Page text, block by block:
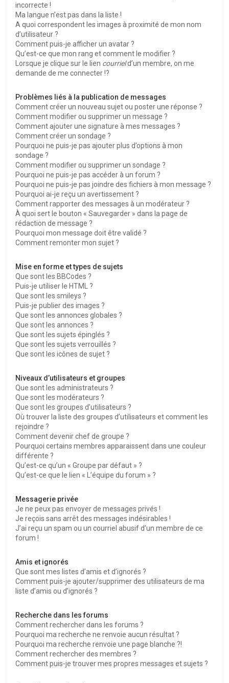
incorrecte !
Ma langue n’est pas dans la liste !
A quoi correspondent les images à proximité de mon nom
d’utilisateur ?
Comment puis-je afficher un avatar ?
Qu’est-ce que mon rang et comment le modifier ?
Lorsque je clique sur le lien courrield’un membre, on me
demande de me connecter !?
Problèmes liés à la publication de messages
Comment créer un nouveau sujet ou poster une réponse ?
Comment modifier ou supprimer un message ?
Comment ajouter une signature à mes messages ?
Comment créer un sondage ?
Pourquoi ne puis-je pas ajouter plus d’options à mon
sondage ?
Comment modifier ou supprimer un sondage ?
Pourquoi ne puis-je pas accéder à un forum ?
Pourquoi ne puis-je pas joindre des fichiers à mon message ?
Pourquoi ai-je reçu un avertissement ?
Comment rapporter des messages à un modérateur ?
À quoi sert le bouton « Sauvegarder » dans la page de
rédaction de message ?
Pourquoi mon message doit être validé ?
Comment remonter mon sujet ?
Mise en forme et types de sujets
Que sont les BBCodes ?
Puis-je utiliser le HTML ?
Que sont les smileys ?
Puis-je publier des images ?
Que sont les annonces globales ?
Que sont les annonces ?
Que sont les sujets épinglés ?
Que sont les sujets verrouillés ?
Que sont les icônes de sujet ?
Niveaux d’utilisateurs et groupes
Que sont les administrateurs ?
Que sont les modérateurs ?
Que sont les groupes d’utilisateurs ?
Où trouver la liste des groupes d’utilisateurs et comment les
rejoindre ?
Comment devenir chef de groupe ?
Pourquoi certains membres apparaissent dans une couleur
différente ?
Qu’est-ce qu’un « Groupe par défaut » ?
Qu’est-ce que le lien « L’équipe du forum » ?
Messagerie privée
Je ne peux pas envoyer de messages privés !
Je reçois sans arrêt des messages indésirables !
J’ai reçu un spam ou un courriel abusif d’un membre de ce
forum !
Amis et ignorés
Que sont mes listes d’amis et d’ignorés ?
Comment puis-je ajouter/supprimer des utilisateurs de ma
liste d’amis ou d’ignorés ?
Recherche dans les forums
Comment rechercher dans les forums ?
Pourquoi ma recherche ne renvoie aucun résultat ?
Pourquoi ma recherche renvoie une page blanche ?!
Comment rechercher des membres ?
Comment puis-je trouver mes propres messages et sujets ?